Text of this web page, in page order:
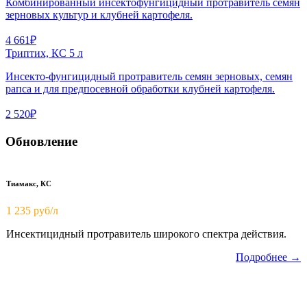
Комбинированный инсектофунгицидный протравитель семян
зерновых культур и клубней картофеля.
4 661₽
Триптих, КС 5 л
Инсекто-фунгицидный протравитель семян зерновых, семян
рапса и для предпосевной обработки клубней картофеля.
2 520₽
Обновление
Тиамакс, КС
1 235 руб/л
Инсектицидный протравитель широкого спектра действия.
Подробнее →